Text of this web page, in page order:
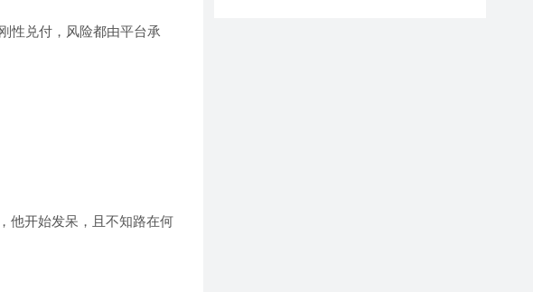
性兑付，风险都由平台承
他开始发呆，且不知路在何